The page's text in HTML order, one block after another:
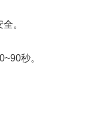
。
秒。